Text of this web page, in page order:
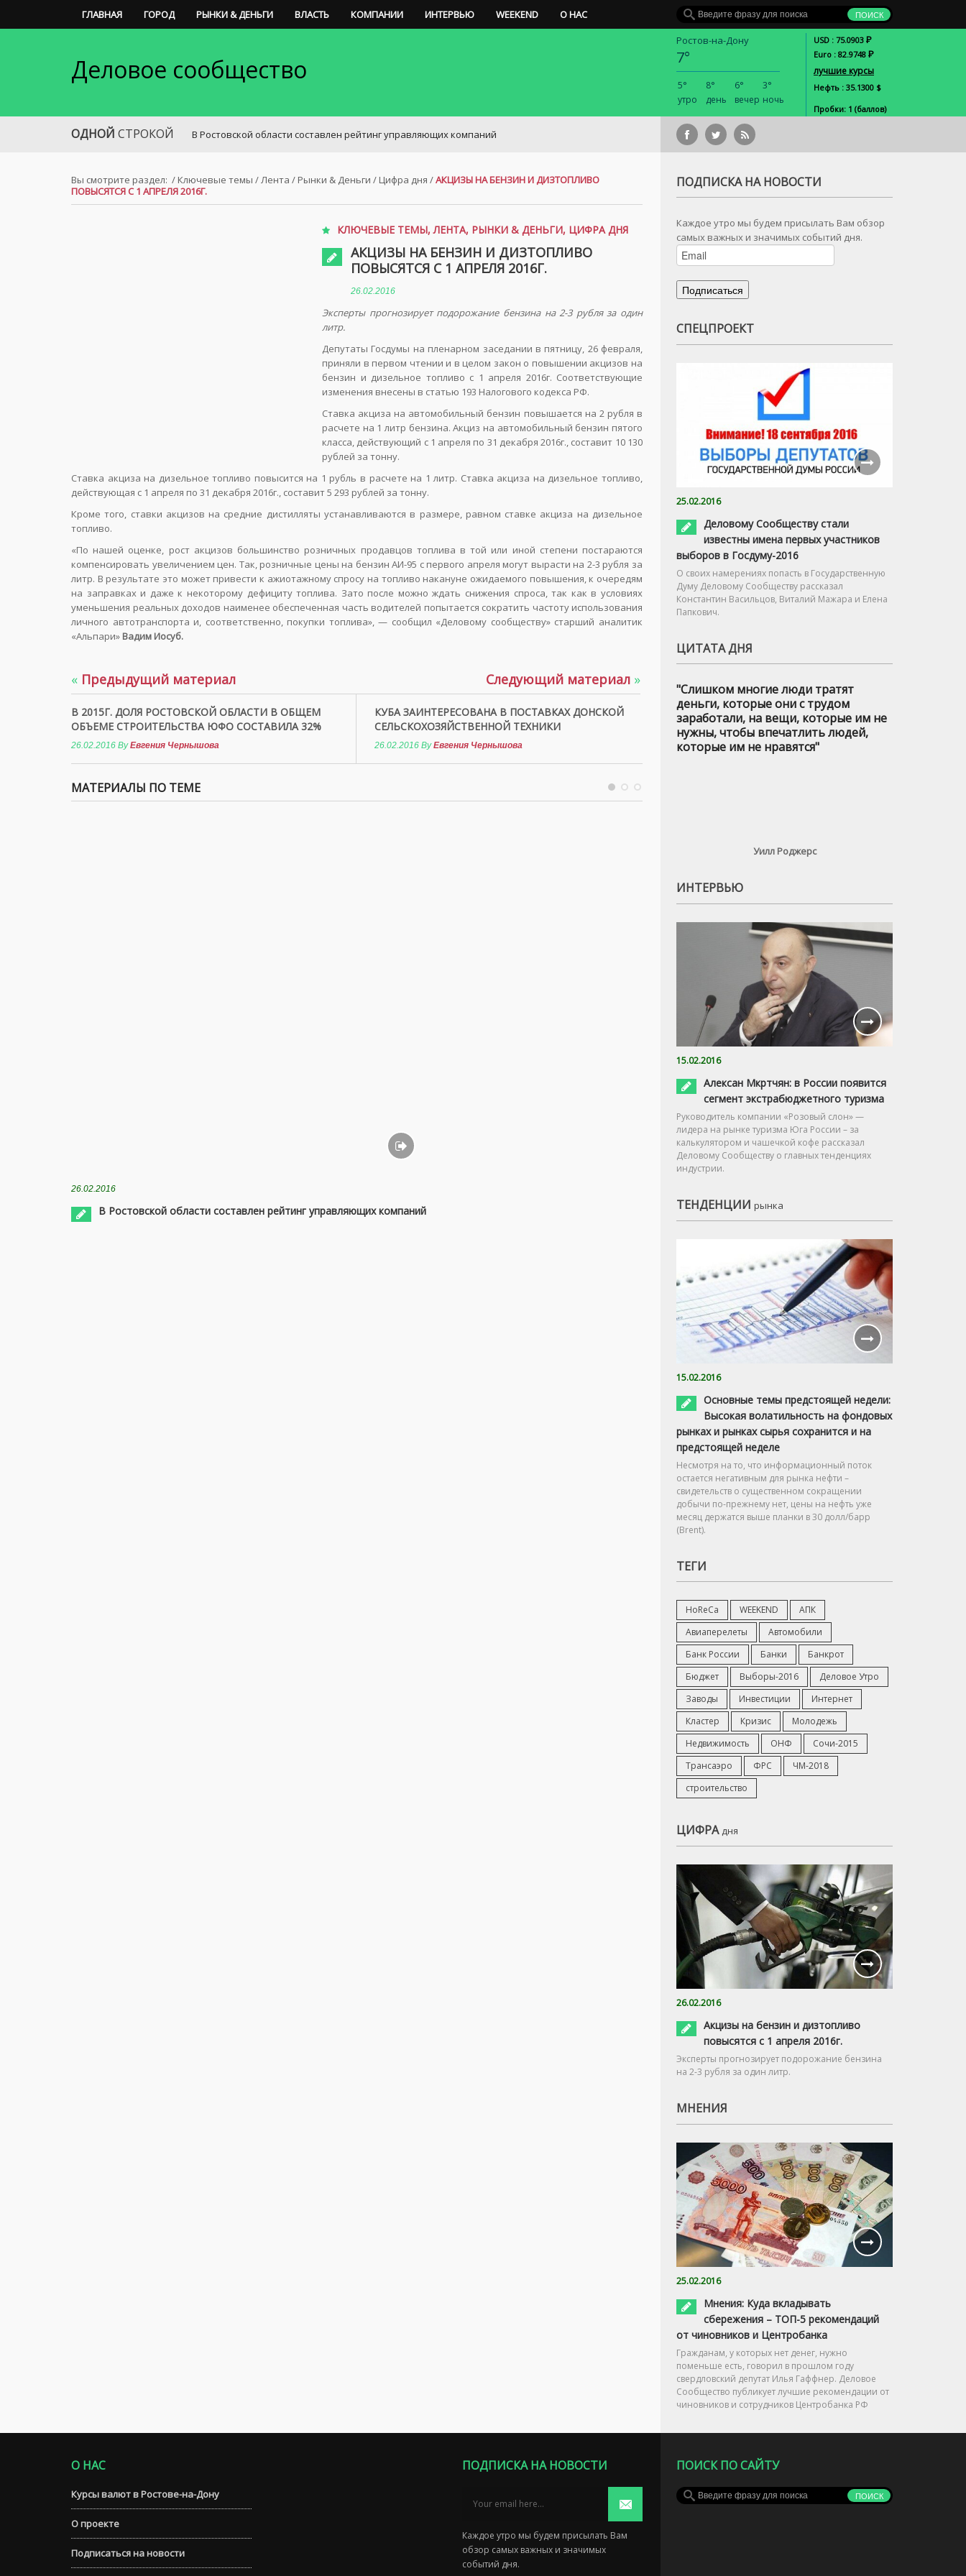
ГЛАВНАЯ ГОРОД РЫНКИ & ДЕНЬГИ ВЛАСТЬ КОМПАНИИ ИНТЕРВЬЮ WEEKEND О НАС
Деловое сообщество
Ростов-на-Дону
7°
5°
утро
8°
день
6°
вечер
3°
ночь
USD : 75.0903 Р
Euro : 82.9748 Р
лучшие курсы
Нефть : 35.1300 $
Пробки: 1 (баллов)
ОДНОЙ СТРОКОЙВ Ростовской области составлен рейтинг управляющих компаний
Вы смотрите раздел: / Ключевые темы /Лента / Рынки & Деньги / Цифра дня /АКЦИЗЫ НА БЕНЗИН И ДИЗТОПЛИВО
ПОВЫСЯТСЯ С 1 АПРЕЛЯ 2016Г.
КЛЮЧЕВЫЕ ТЕМЫ,ЛЕНТА, РЫНКИ & ДЕНЬГИ, ЦИФРА ДНЯ
АКЦИЗЫ НА БЕНЗИН И ДИЗТОПЛИВО
ПОВЫСЯТСЯ С 1 АПРЕЛЯ 2016Г.
26.02.2016
Эксперты прогнозирует подорожание бензина на 2-3 рубля за один
литр.
Депутаты Госдумы на пленарном заседании в пятницу, 26 февраля,
приняли в первом чтении и в целом закон о повышении акцизов на
бензин и дизельное топливо с 1 апреля 2016г. Соответствующие
изменения внесены в статью 193 Налогового кодекса РФ.
Ставка акциза на автомобильный бензин повышается на 2 рубля в
расчете на 1 литр бензина. Акциз на автомобильный бензин пятого
класса, действующий с 1 апреля по 31 декабря 2016г., составит 10 130
рублей за тонну.
Ставка акциза на дизельное топливо повысится на 1 рубль в расчете на 1 литр. Ставка акциза на дизельное топливо,
действующая с 1 апреля по 31 декабря 2016г., составит 5 293 рублей за тонну.
Кроме того, ставки акцизов на средние дистилляты устанавливаются в размере, равном ставке акциза на дизельное
топливо.
«По нашей оценке, рост акцизов большинство розничных продавцов топлива в той или иной степени постараются
компенсировать увеличением цен. Так, розничные цены на бензин АИ-95 с первого апреля могут вырасти на 2-3 рубля за
литр. В результате это может привести к ажиотажному спросу на топливо накануне ожидаемого повышения, к очередям
на заправках и даже к некоторому дефициту топлива. Зато после можно ждать снижения спроса, так как в условиях
уменьшения реальных доходов наименее обеспеченная часть водителей попытается сократить частоту использования
личного автотранспорта и, соответственно, покупки топлива», — сообщил «Деловому сообществу» старший аналитик
«Альпари» Вадим Иосуб.
« Предыдущий материал
В 2015Г. ДОЛЯ РОСТОВСКОЙ ОБЛАСТИ В ОБЩЕМ
ОБЪЕМЕ СТРОИТЕЛЬСТВА ЮФО СОСТАВИЛА 32%
26.02.2016 ByЕвгения Чернышова
Следующий материал »
КУБА ЗАИНТЕРЕСОВАНА В ПОСТАВКАХ ДОНСКОЙ
СЕЛЬСКОХОЗЯЙСТВЕННОЙ ТЕХНИКИ
26.02.2016 ByЕвгения Чернышова
МАТЕРИАЛЫ ПО ТЕМЕ
26.02.2016
В Ростовской области составлен рейтинг управляющих компаний
26.02.2016
В 2016г. автомобильный рынок сократится на 10%
ПОДПИСКА НА НОВОСТИ
Каждое утро мы будем присылать Вам обзор
самых важных и значимых событий дня.
СПЕЦПРОЕКТ
25.02.2016
Деловому Сообществу стали
известны имена первых участников
выборов в Госдуму-2016
О своих намерениях попасть в Государственную
Думу Деловому Сообществу рассказал
Константин Васильцов, Виталий Мажара и Елена
Папкович.
ЦИТАТА ДНЯ
"Слишком многие люди тратят
деньги, которые они с трудом
заработали, на вещи, которые им не
нужны, чтобы впечатлить людей,
которые им не нравятся"
Уилл Роджерс
ИНТЕРВЬЮ
15.02.2016
Алексан Мкртчян: в России появится
сегмент экстрабюджетного туризма
Руководитель компании «Розовый слон» —
лидера на рынке туризма Юга России – за
калькулятором и чашечкой кофе рассказал
Деловому Сообществу о главных тенденциях
индустрии.
ТЕНДЕНЦИИ рынка
15.02.2016
Основные темы предстоящей недели:
Высокая волатильность на фондовых
рынках и рынках сырья сохранится и на
предстоящей неделе
Несмотря на то, что информационный поток
остается негативным для рынка нефти –
свидетельств о существенном сокращении
добычи по-прежнему нет, цены на нефть уже
месяц держатся выше планки в 30 долл/барр
(Brent).
ТЕГИ
HoReCa WEEKEND
АПК
Авиаперелеты
Автомобили
Банк России
Банки
Банкрот
Бюджет
Выборы-2016
Деловое Утро
Заводы
Инвестиции
Интернет
Кластер
Кризис
Молодежь
Недвижимость
ОНФ
Сочи-2015
Трансаэро
ФРС
ЧМ-2018
строительство
ЦИФРА дня
26.02.2016
Акцизы на бензин и дизтопливо
повысятся с 1 апреля 2016г.
Эксперты прогнозирует подорожание бензина
на 2-3 рубля за один литр.
МНЕНИЯ
25.02.2016
Мнения: Куда вкладывать
сбережения – ТОП-5 рекомендаций
от чиновников и Центробанка
Гражданам, у которых нет денег, нужно
поменьше есть, говорил в прошлом году
свердловский депутат Илья Гаффнер. Деловое
Сообщество публикует лучшие рекомендации от
чиновников и сотрудников Центробанка РФ
О НАС
Курсы валют в Ростове-на-Дону
О проекте
Подписаться на новости
ПОДПИСКА НА НОВОСТИ
Каждое утро мы будем присылать Вам
обзор самых важных и значимых
событий дня.
ПОИСК ПО САЙТУ